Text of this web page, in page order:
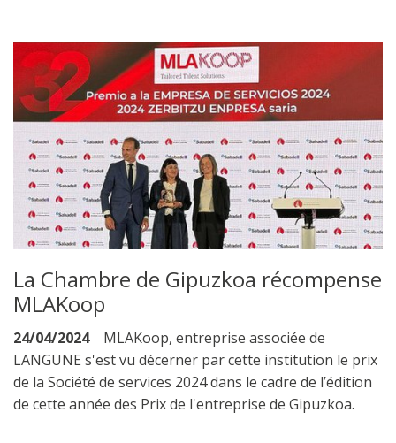
La Chambre de Gipuzkoa récompense
MLAKoop
24/04/2024
MLAKoop, entreprise associée de
LANGUNE s'est vu décerner par cette institution le prix
de la Société de services 2024 dans le cadre de l’édition
de cette année des Prix de l'entreprise de Gipuzkoa.